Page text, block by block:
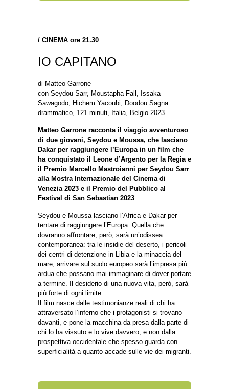
/ CINEMA ore 21.30
IO CAPITANO
di Matteo Garrone
con Seydou Sarr, Moustapha Fall, Issaka
Sawagodo, Hichem Yacoubi, Doodou Sagna
drammatico, 121 minuti, Italia, Belgio 2023
Matteo Garrone racconta il viaggio avventuroso
di due giovani, Seydou e Moussa, che lasciano
Dakar per raggiungere l’Europa in un film che
ha conquistato il Leone d’Argento per la Regia e
il Premio Marcello Mastroianni per Seydou Sarr
alla Mostra Internazionale del Cinema di
Venezia 2023 e il Premio del Pubblico al
Festival di San Sebastian 2023
Seydou e Moussa lasciano l’Africa e Dakar per
tentare di raggiungere l’Europa. Quella che
dovranno affrontare, però, sarà un’odissea
contemporanea: tra le insidie del deserto, i pericoli
dei centri di detenzione in Libia e la minaccia del
mare, arrivare sul suolo europeo sarà l’impresa più
ardua che possano mai immaginare di dover portare
a termine. Il desiderio di una nuova vita, però, sarà
più forte di ogni limite.
Il film nasce dalle testimonianze reali di chi ha
attraversato l’inferno che i protagonisti si trovano
davanti, e pone la macchina da presa dalla parte di
chi lo ha vissuto e lo vive davvero, e non dalla
prospettiva occidentale che spesso guarda con
superficialità a quanto accade sulle vie dei migranti.